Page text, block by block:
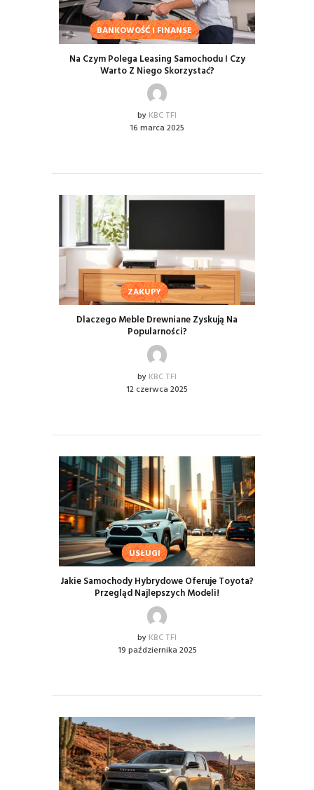
BANKOWOŚĆ I FINANSE
Na Czym Polega Leasing Samochodu I Czy
Warto Z Niego Skorzystać?
by KBC TFI
16 marca 2025
ZAKUPY
Dlaczego Meble Drewniane Zyskują Na
Popularności?
by KBC TFI
12 czerwca 2025
USŁUGI
Jakie Samochody Hybrydowe Oferuje Toyota?
Przegląd Najlepszych Modeli!
by KBC TFI
19 października 2025